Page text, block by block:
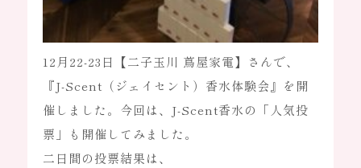
オンラインストア
会社概要
採用情報
個人情報保護
12月22-23日【二子玉川 蔦屋家電】さんで、
『J-Scent（ジェイセント）香水体験会』を開
催しました。今回は、J-Scent香水の「人気投
票」も開催してみました。
二日間の投票結果は、